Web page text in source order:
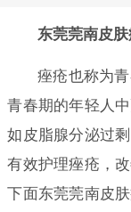
东莞莞南皮
痤疮也称为
青春期的年轻人
如皮脂腺分泌过
有效护理痤疮，
下面东莞莞南皮